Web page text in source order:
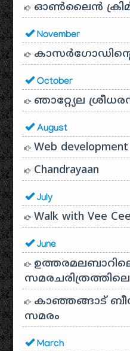
ഓൺലൈൻ
November
October
ഞാറ്റ്യേല
August
Web
Chandrayaan
July
Walk with Vee Cee
June
ഉത്തരമലബാറിലെ
സമരചരിത്രത്തിലെ
കാഞ്ഞങ്ങാട്
സമരം
March